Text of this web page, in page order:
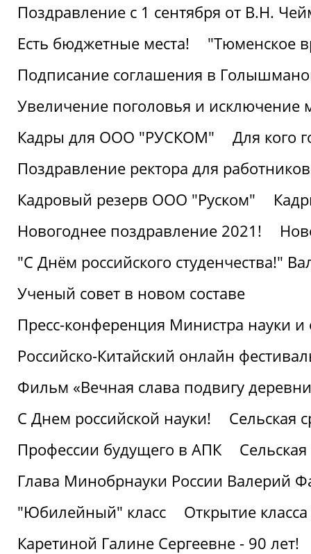
Поздравление с 1 сентября от В.Н.
Есть бюджетные места!
"Тюменское
Подписание соглашения в
Увеличение поголовья и исключение
Кадры для ООО "РУСКОМ"
Для кого
Поздравление ректора для
Кадровый резерв ООО "Руском"
Новогоднее поздравление 2021!
"С Днём российского студенчества!"
Ученый совет в новом составе
Пресс-конференция Министра науки
Российско-Китайский онлайн
Фильм «Вечная слава подвигу
С Днем российской науки!
Сельская
Профессии будущего в АПК
Глава Минобрнауки России Валерий
"Юбилейный" класс
Открытие
Каретиной Галине Сергеевне - 90 лет!